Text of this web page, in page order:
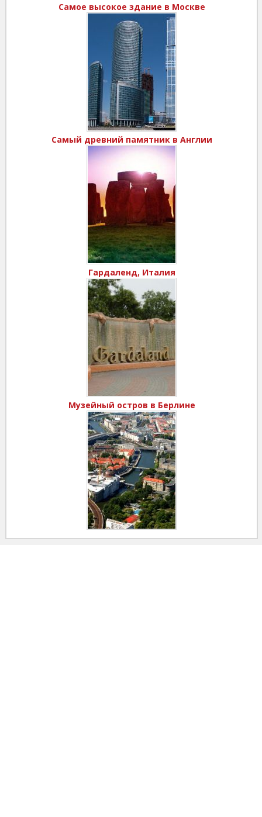
Самое высокое здание в Москве
Самый древний памятник в Англии
Гардаленд, Италия
Музейный остров в Берлине